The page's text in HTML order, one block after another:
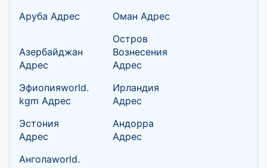
Аруба Адрес
Оман Адрес
Азербайджан
Адрес
Остров
Вознесения
Адрес
Эфиопияworld.
kgm Адрес
Ирландия
Адрес
Эстония
Адрес
Андорра
Адрес
Анголаworld.